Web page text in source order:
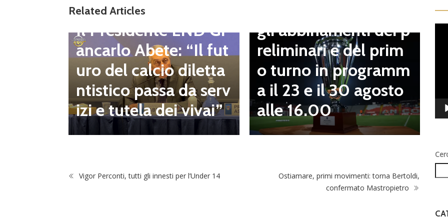
Related Articles
Dilettanti Regionali
Il Presidente LND Gi
ancarlo Abete: “Il fut
uro del calcio diletta
ntistico passa da serv
izi e tutela dei vivai”
gli abbinamenti dei p
reliminari e del prim
o turno in programm
a il 23 e il 30 agosto
alle 16.00
Vigor Perconti, tutti gli innesti per l’Under 14
Ostiamare, primi movimenti: torna Bertoldi,
confermato Mastropietro